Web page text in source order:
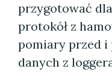
przygotować
protokół z
pomiary przed i
danych z